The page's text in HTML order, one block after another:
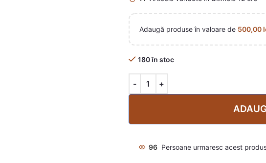
Adaugă produse în valoare de 500,00
180 în stoc
96 Persoane urmaresc acest